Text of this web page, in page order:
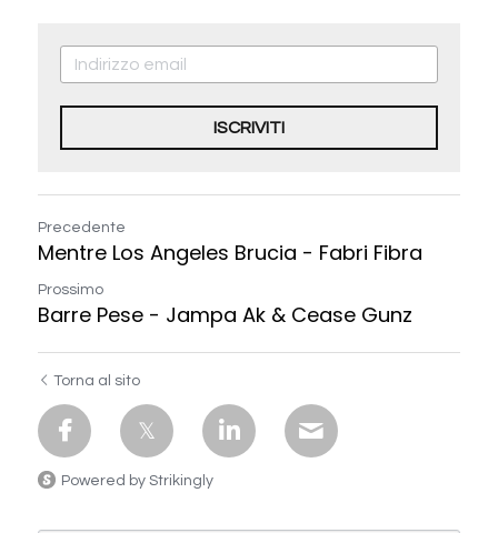
ISCRIVITI
Precedente
Mentre Los Angeles Brucia - Fabri Fibra
Prossimo
Barre Pese - Jampa Ak & Cease Gunz
Torna al sito
Powered by Strikingly